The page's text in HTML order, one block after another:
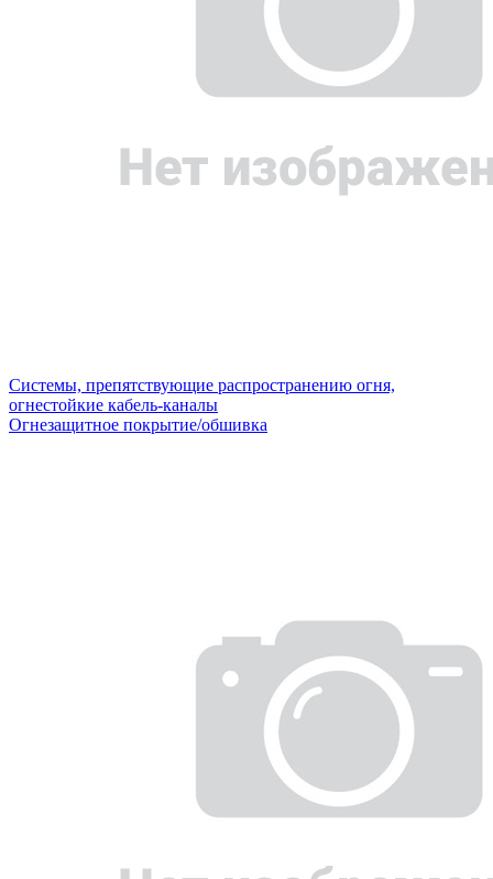
Системы, препятствующие распространению огня,
огнестойкие кабель-каналы
Огнезащитное покрытие/обшивка